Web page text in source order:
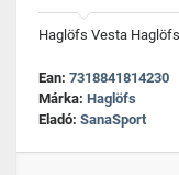
Haglöfs Vesta
Ean: 7318841814230
Márka: Haglöfs
Eladó: SanaSport